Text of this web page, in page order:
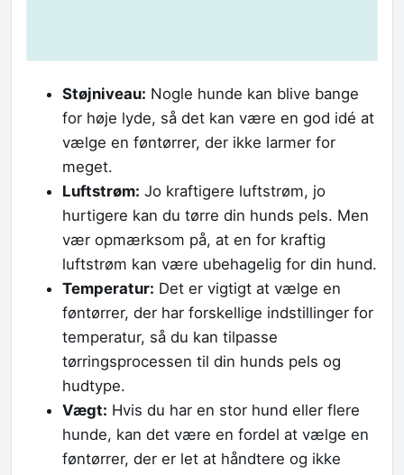
Støjniveau: Nogle hunde kan blive bange
for høje lyde, så det kan være en god idé at
vælge en føntørrer, der ikke larmer for
meget.
Luftstrøm: Jo kraftigere luftstrøm, jo
hurtigere kan du tørre din hunds pels. Men
vær opmærksom på, at en for kraftig
luftstrøm kan være ubehagelig for din hund.
Temperatur: Det er vigtigt at vælge en
føntørrer, der har forskellige indstillinger for
temperatur, så du kan tilpasse
tørringsprocessen til din hunds pels og
hudtype.
Vægt: Hvis du har en stor hund eller flere
hunde, kan det være en fordel at vælge en
føntørrer, der er let at håndtere og ikke